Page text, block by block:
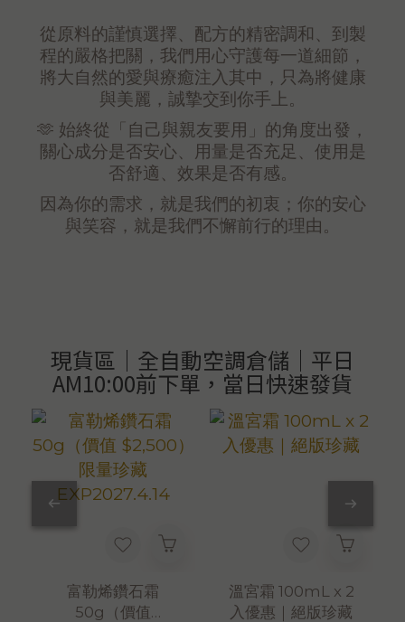
從原料的謹慎選擇、配方的精密調和、到製
程的嚴格把關，我們用心守護每一道細節，
將大自然的愛與療癒注入其中，只為將健康
與美麗，誠摯交到你手上。
🫶 始終從「自己與親友要用」的角度出發，
關心成分是否安心、用量是否充足、使用是
否舒適、效果是否有感。
因為你的需求，就是我們的初衷；你的安心
與笑容，就是我們不懈前行的理由。
現貨區｜全自動空調倉儲｜平日
AM10:00前下單，當日快速發貨
富勒烯鑽石霜
50g（價值
溫宮霜 100mL x 2
入優惠｜絕版珍藏